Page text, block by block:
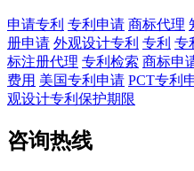
申请专利 专利申请 商标代理
册申请 外观设计专利 专利 专
标注册代理 专利检索 商标申
费用 美国专利申请 PCT专利
观设计专利保护期限
咨询热线